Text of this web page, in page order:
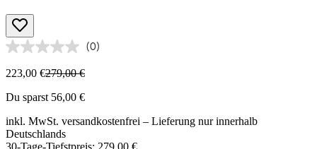
(0)
223,00 €279,00 €
Du sparst 56,00 €
inkl. MwSt. versandkostenfrei – Lieferung nur innerhalb
Deutschlands
30-Tage-Tiefstpreis: 279,00 €